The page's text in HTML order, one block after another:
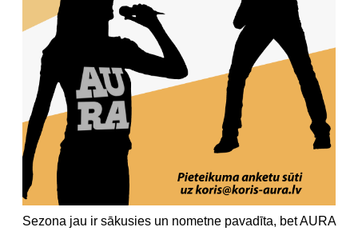
Sezona jau ir sākusies un nometne pavadīta, bet AURA